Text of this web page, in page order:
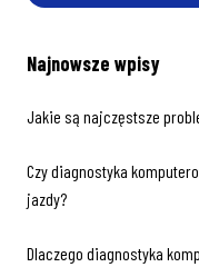
Najnowsze wpisy
Jakie są najczęstsze
Czy diagnostyka
jazdy?
Dlaczego diagnostyka